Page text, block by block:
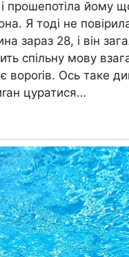
прошепотіла йому
Я тоді не
зараз 28, і він
спільну мову
вороrів. Ось таке
цуратися…